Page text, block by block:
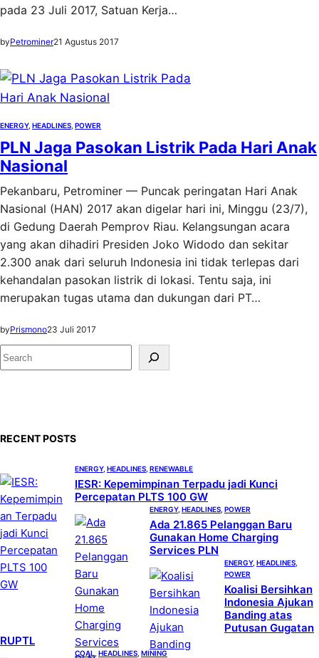
pada 23 Juli 2017, Satuan Kerja…
byPetrominer21 Agustus 2017
ENERGY, HEADLINES POWER
PLN Jaga Pasokan Listrik Pada Hari Anak
Nasional
Pekanbaru, Petrominer — Puncak peringatan Hari Anak
Nasional (HAN) 2017 akan digelar hari ini, Minggu (23/7),
di Gedung Daerah Pemprov Riau. Kelangsungan acara
yang akan dihadiri Presiden Joko Widodo dan sekitar
2.300 anak dari seluruh Indonesia ini tidak terlepas dari
kehandalan pasokan listrik di lokasi. Tentu saja, ini
merupakan tugas utama dan dukungan dari PT…
byPrismono23 Juli 2017
S
e
RECENT POSTS
ENERGY, HEADLINES RENEWABLE
IESR: Kepemimpinan Terpadu jadi Kunci
Percepatan PLTS 100 GW
ENERGY, HEADLINES POWER
Ada 21.865 Pelanggan Baru
Gunakan Home Charging
Services PLN
ENERGY, HEADLINES
POWER
Koalisi Bersihkan
Indonesia Ajukan
Banding atas
Putusan Gugatan
RUPTL
COAL HEADLINES MINING